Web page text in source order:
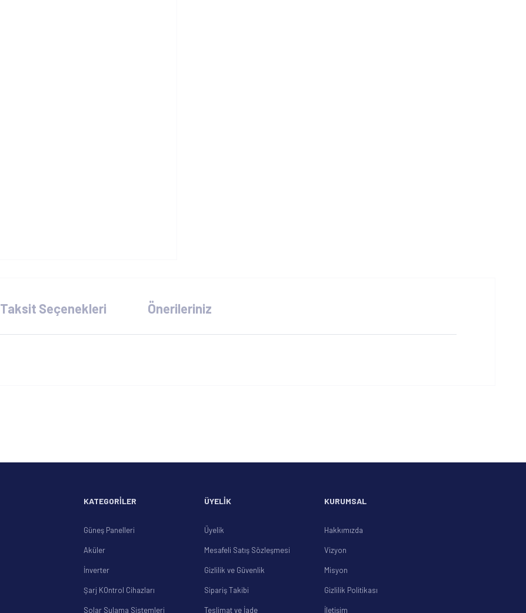
Taksit Seçenekleri Önerileriniz
KATEGORİLER
Güneş Panelleri
Aküler
İnverter
Şarj KOntrol Cihazları
Solar Sulama Sistemleri
ÜYELİK
Üyelik
Mesafeli Satış Sözleşmesi
Gizlilik ve Güvenlik
Sipariş Takibi
Teslimat ve İade
KURUMSAL
Hakkımızda
Vizyon
Misyon
Gizlilik Politikası
İletişim